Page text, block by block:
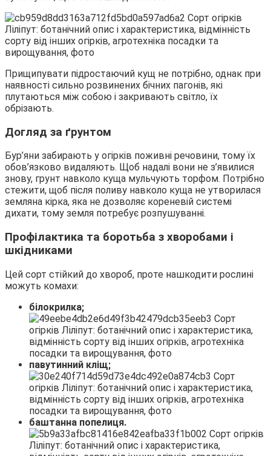
Прищипувати підростаючий кущ не потрібно, однак при
наявності сильно розвинених бічних пагонів, які
плутаються між собою і закривають світло, їх
обрізають.
Догляд за ґрунтом
Бур’яни забирають у огірків поживні речовини, тому їх
обов’язково видаляють. Щоб надалі вони не з’явилися
знову, грунт навколо куща мульчують торфом. Потрібно
стежити, щоб після поливу навколо куща не утворилася
земляна кірка, яка не дозволяє кореневій системі
дихати, тому земля потребує розпушуванні.
Профілактика та боротьба з хворобами і
шкідниками
Цей сорт стійкий до хвороб, проте нашкодити рослині
можуть комахи:
білокрилка;
павутинний кліщ;
баштанна попелиця.